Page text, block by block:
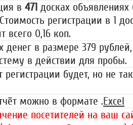
в 471 досках объявлениях
регистрации в 1
всего 0,16 коп.
денег в размере 379
в действии для пробы.
регистрации будет, но не
можно в формате .Excel
посетителей на ваш